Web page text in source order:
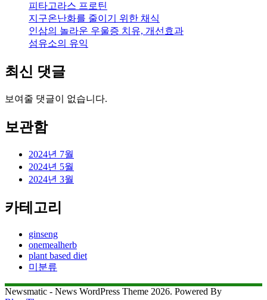
피타고라스 프로틴
지구온난화를 줄이기 위한 채식
인삼의 놀라운 우울증 치유, 개선효과
섬유소의 유익
최신 댓글
보여줄 댓글이 없습니다.
보관함
2024년 7월
2024년 5월
2024년 3월
카테고리
ginseng
onemealherb
plant based diet
미분류
Newsmatic - News WordPress Theme 2026. Powered By